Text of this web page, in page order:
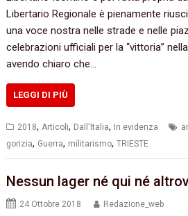
Libertario Regionale è pienamente
una voce nostra nelle strade e nelle
celebrazioni ufficiali per la “vittoria”
avendo chiaro che…
LEGGI DI PIÙ
2018, Articoli, Dall'Italia, In evidenza
gorizia, Guerra, militarismo,TRIESTE
Nessun lager né qui né
24 Ottobre 2018 Redazione_web